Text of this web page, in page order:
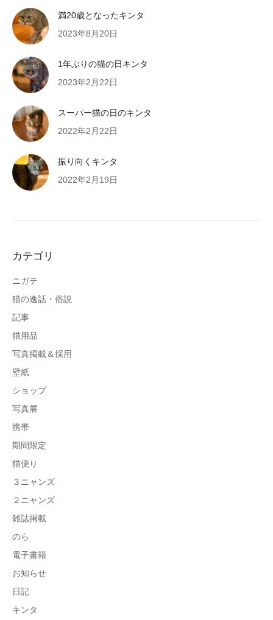
満20歳となったキンタ
2023年8月20日
1年ぶりの猫の日キンタ
2023年2月22日
スーパー猫の日のキンタ
2022年2月22日
振り向くキンタ
2022年2月19日
カテゴリ
ニガテ
猫の逸話・俗説
記事
猫用品
写真掲載＆採用
壁紙
ショップ
写真展
携帯
期間限定
猫便り
３ニャンズ
２ニャンズ
雑誌掲載
のら
電子書籍
お知らせ
日記
キンタ